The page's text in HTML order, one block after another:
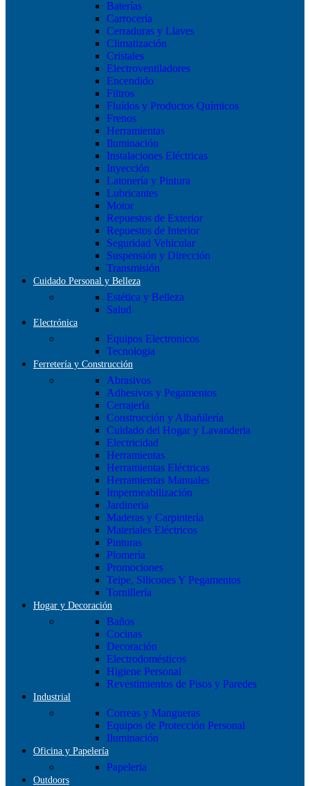
Baterías
Carrocería
Cerraduras y Llaves
Climatización
Cristales
Electroventiladores
Encendido
Filtros
Fluídos y Productos Químicos
Frenos
Herramientas
Iluminación
Instalaciones Eléctricas
Inyección
Latonería y Pintura
Lubricantes
Motor
Repuestos de Exterior
Repuestos de Interior
Seguridad Vehicular
Suspensión y Dirección
Transmisión
Cuidado Personal y Belleza
Estética y Belleza
Salud
Electrónica
Equipos Electronicos
Tecnologia
Ferretería y Construcción
Abrasivos
Adhesivos y Pegamentos
Cerrajería
Construcción y Albañilería
Cuidado del Hogar y Lavanderia
Electricidad
Herramientas
Herramientas Eléctricas
Herramientas Manuales
Impermeabilización
Jardineria
Maderas y Carpintería
Materiales Eléctricos
Pinturas
Plomería
Promociones
Teipe, Silicones Y Pegamentos
Tornillería
Hogar y Decoración
Baños
Cocinas
Decoración
Electrodomésticos
Higiene Personal
Revestimientos de Pisos y Paredes
Industrial
Correas y Mangueras
Equipos de Protección Personal
Iluminación
Oficina y Papelería
Papeleria
Outdoors